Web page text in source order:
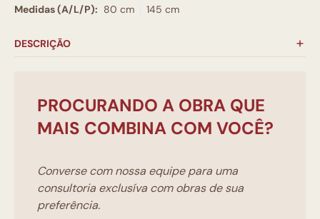
Medidas (A/L/P): 80 cm 145 cm
DESCRIÇÃO
PROCURANDO A OBRA QUE
MAIS COMBINA COM VOCÊ?
Converse com nossa equipe para uma
consultoria exclusíva com obras de sua
preferência.